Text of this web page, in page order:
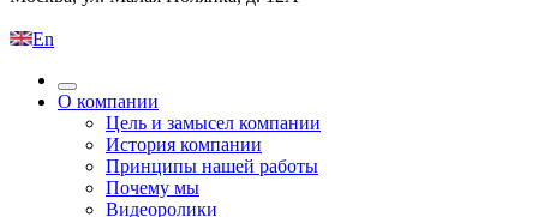
En
О компании
Цель и замысел компании
История компании
Принципы нашей работы
Почему мы
Видеоролики